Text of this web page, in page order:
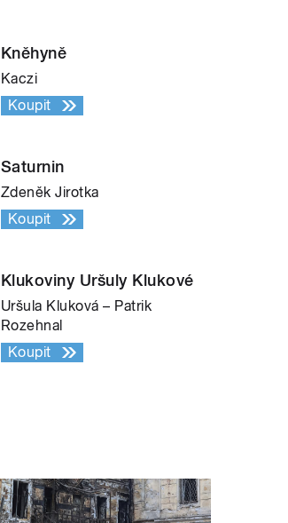
Kněhyně
Kaczi
Koupit
Saturnin
Zdeněk Jirotka
Koupit
Klukoviny Uršuly Klukové
Uršula Kluková – Patrik
Rozehnal
Koupit